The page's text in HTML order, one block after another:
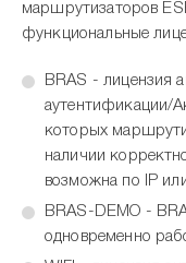
маршрутизаторов
функциональные
BRAS - лицензия
аутентификации/
которых
наличии
возможна по IP
BRAS-DEMO -
одновременно